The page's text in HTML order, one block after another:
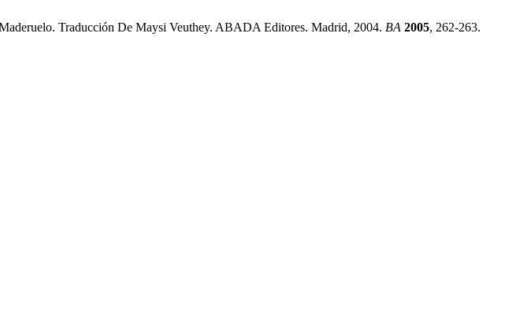
Traducción De Maysi Veuthey. ABADA Editores. Madrid, 2004. BA 2005, 262-263.